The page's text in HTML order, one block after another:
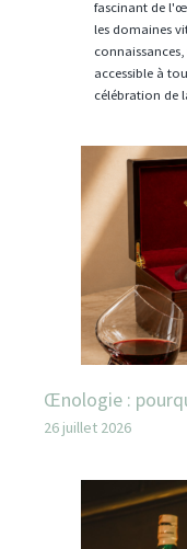
fascinant de
les domaines
accessible à
célébration de
Œnologie :
26 juillet 2026